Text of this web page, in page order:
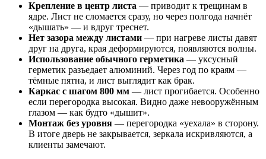
Крепление в центр листа — приводит к трещинам в
ядре. Лист не сломается сразу, но через полгода начнёт
«дышать» — и вдруг треснет.
Нет зазора между листами — при нагреве листы давят
друг на друга, края деформируются, появляются волны.
Использование обычного герметика — уксусный
герметик разъедает алюминий. Через год по краям —
тёмные пятна, и лист выглядит как брак.
Каркас с шагом 800 мм — лист прогибается. Особенно
если перегородка высокая. Видно даже невооружённым
глазом — как будто «дышит».
Монтаж без уровня — перегородка «уехала» в сторону.
В итоге дверь не закрывается, зеркала искривляются, а
клиенты замечают.